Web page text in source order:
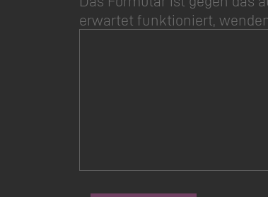
erwartet funktioniert,